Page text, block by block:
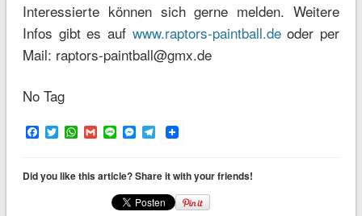
Interessierte können sich gerne melden. Weitere
Infos gibt es auf www.raptors-paintball.deoder per
Mail: raptors-paintball@gmx.de
No Tag
Facebook
TwitterWhatsApp
Gmail
LineMessenger
Telegram
Did you like this article? Share it with your friends!